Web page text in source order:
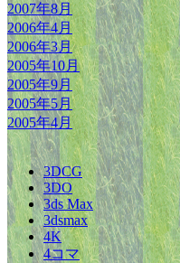
2007年8月
2006年4月
2006年3月
2005年10月
2005年9月
2005年5月
2005年4月
3DCG
3DO
3ds Max
3dsmax
4K
4コマ